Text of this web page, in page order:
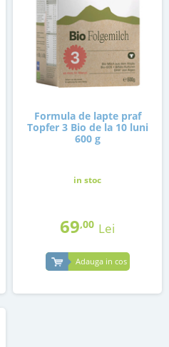
Formula de lapte praf
Topfer 3 Bio de la 10 luni
600 g
in stoc
69,00 Lei
Adauga in cos